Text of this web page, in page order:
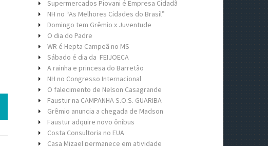
Supermercados Piovani é Empresa Cidadã
NH no “As Melhores Cidades do Brasil”
Domingo tem Grêmio x Juventude
O dia do Padre
WR é Hepta Campeã no MS
Sábado é dia da FEIJOECA
A rainha e princesa do Barretão
NH no Congresso Internacional
O falecimento de Nelson Casagrande
Faustur na CAMPANHA S.O.S. GUARIBA
Grêmio anuncia a chegada de Madson
Faustur adquire novo ônibus
Costa Consultoria no EUA
Casa Mizael permanece em atividade